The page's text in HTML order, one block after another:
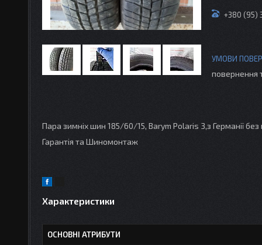
+380 (95)
повернення
Пара зимніх шин 185/60/15, Barym Polaris 3,з Германії без
Гарантія та Шиномонтаж
Характеристики
ОСНОВНІ АТРИБУТИ